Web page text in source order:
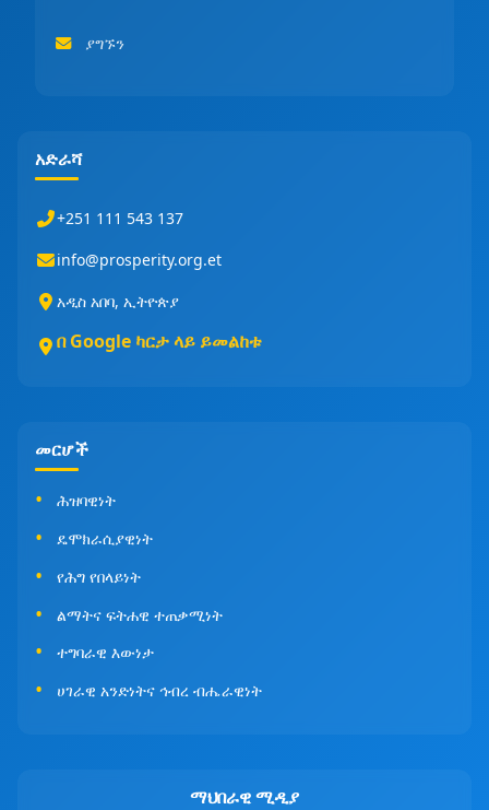
ያግኙን
አድራሻ
+251 111 543 137
info@prosperity.org.et
አዲስ አበባ, ኢትዮጵያ
በ Google ካርታ ላይ ይመልከቱ
መርሆች
ሕዝባዊነት
ዴሞክራሲያዊነት
የሕግ የበላይነት
ልማትና ፍትሐዊ ተጠቃሚነት
ተግባራዊ እውነታ
ሀገራዊ አንድነትና ኅብረ ብሔራዊነት
ማህበራዊ ሚዲያ